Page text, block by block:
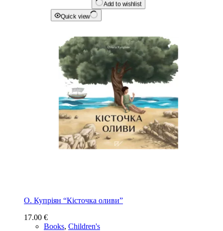
Add to wishlist
Quick view
О. Купріян “Кісточка оливи”
17.00 €
Books, Children's